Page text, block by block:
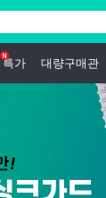
특가 대량구매관